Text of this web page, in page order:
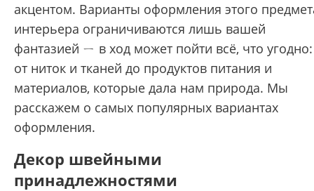
акцентом. Варианты оформления этого
интерьера ограничиваются лишь вашей
фантазией ㄧ в ход может пойти всё, что угодно:
от ниток и тканей до продуктов питания и
материалов, которые дала нам природа. Мы
расскажем о самых популярных вариантах
оформления.
Декор швейными
принадлежностями